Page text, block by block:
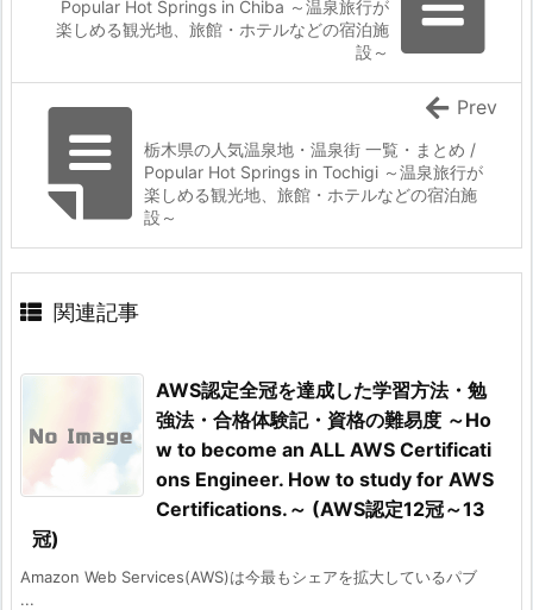
Popular Hot Springs in Chiba ～温泉旅行が
楽しめる観光地、旅館・ホテルなどの宿泊施
設～
栃木県の人気温泉地・温泉街 一覧・まとめ /
Popular Hot Springs in Tochigi ～温泉旅行が
楽しめる観光地、旅館・ホテルなどの宿泊施
設～
Prev
関連記事
AWS認定全冠を達成した学習方法・勉
強法・合格体験記・資格の難易度 ～Ho
w to become an ALL AWS Certificati
ons Engineer. How to study for AWS
Certifications.～ (AWS認定12冠～13
冠)
Amazon Web Services(AWS)は今最もシェアを拡大しているパブ
...